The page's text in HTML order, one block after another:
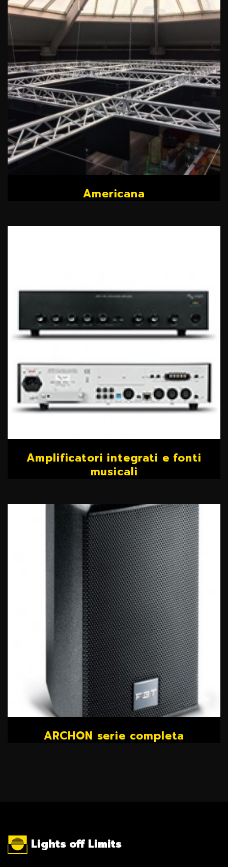
Americana
Amplificatori integrati e fonti
musicali
ARCHON serie completa
Lights off Limits